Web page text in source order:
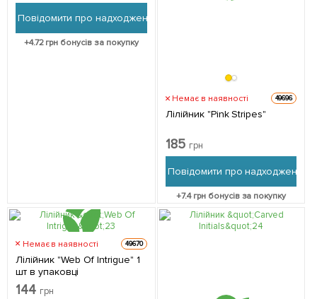
Повідомити про надходження
+4.72грн бонусів за покупку
Немає в наявності 49696
Лілійник "Pink Stripes"
185 грн
Повідомити про надходження
+7.4грн бонусів за покупку
Немає в наявності 49670
Лілійник "Web Of Intrigue" 1
шт в упаковці
144 грн